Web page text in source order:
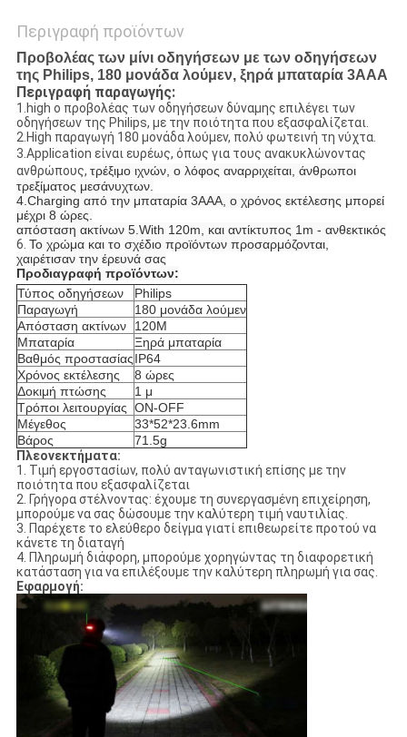
Περιγραφή προϊόντων
Προβολέας των μίνι οδηγήσεων με των οδηγήσεων
της Philips, 180 μονάδα λούμεν, ξηρά μπαταρία 3AAA
Περιγραφή παραγωγής:
1.high ο προβολέας των οδηγήσεων δύναμης επιλέγει των
οδηγήσεων της Philips, με την ποιότητα που εξασφαλίζεται.
2.High παραγωγή 180 μονάδα λούμεν, πολύ φωτεινή τη νύχτα.
3.Application είναι ευρέως, όπως για τους ανακυκλώνοντας
ανθρώπους, τρέξιμο ιχνών, ο λόφος αναρριχείται, άνθρωποι
τρεξίματος μεσάνυχτων.
4.Charging από την μπαταρία 3AAA, ο χρόνος εκτέλεσης μπορεί
μέχρι 8 ώρες.
απόσταση ακτίνων 5.With 120m, και αντίκτυπος 1m - ανθεκτικός
6. Το χρώμα και το σχέδιο προϊόντων προσαρμόζονται,
χαιρέτισαν την έρευνά σας
Προδιαγραφή προϊόντων:
Τύπος οδηγήσεων
Philips
Παραγωγή
180 μονάδα λούμεν
Απόσταση ακτίνων
120Μ
Μπαταρία
Ξηρά μπαταρία
Βαθμός προστασίαςIP64
Χρόνος εκτέλεσης
8 ώρες
Δοκιμή πτώσης
1 μ
Τρόποι λειτουργίας ON-OFF
Μέγεθος
33*52*23.6mm
Βάρος
71.5g
Πλεονεκτήματα:
1. Τιμή εργοστασίων, πολύ ανταγωνιστική επίσης με την
ποιότητα που εξασφαλίζεται
2. Γρήγορα στέλνοντας: έχουμε τη συνεργασμένη επιχείρηση,
μπορούμε να σας δώσουμε την καλύτερη τιμή ναυτιλίας.
3. Παρέχετε το ελεύθερο δείγμα γιατί επιθεωρείτε προτού να
κάνετε τη διαταγή
4. Πληρωμή διάφορη, μπορούμε χορηγώντας τη διαφορετική
κατάσταση για να επιλέξουμε την καλύτερη πληρωμή για σας.
Εφαρμογή: